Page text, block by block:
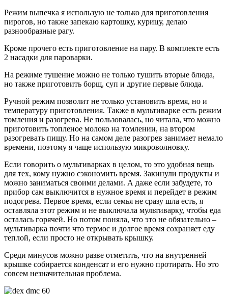
Режим выпечка я использую не только для приготовления
пирогов, но также запекаю картошку, курицу, делаю
разнообразные рагу.
Кроме прочего есть приготовление на пару. В комплекте есть
2 насадки для пароварки.
На режиме тушение можно не только тушить вторые блюда,
но также приготовить борщ, суп и другие первые блюда.
Ручной режим позволит не только установить время, но и
температуру приготовления. Также в мультиварке есть режим
томления и разогрева. Не пользовалась, но читала, что можно
приготовить топленое молоко на томлении, на втором
разогревать пищу. Но на самом деле разогрев занимает немало
времени, поэтому я чаще использую микроволновку.
Если говорить о мультиварках в целом, то это удобная вещь
для тех, кому нужно сэкономить время. Закинули продукты и
можно заниматься своими делами. А даже если забудете, то
прибор сам выключится в нужное время и перейдет в режим
подогрева. Первое время, если семья не сразу шла есть, я
оставляла этот режим и не выключала мультиварку, чтобы еда
осталась горячей. Но потом поняла, что это не обязательно –
мультиварка почти что термос и долгое время сохраняет еду
теплой, если просто не открывать крышку.
Среди минусов можно разве отметить, что на внутренней
крышке собирается конденсат и его нужно протирать. Но это
совсем незначительная проблема.